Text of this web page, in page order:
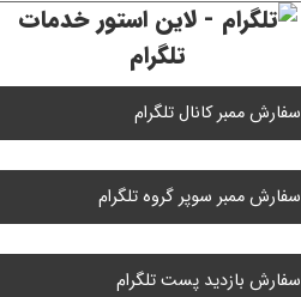
خدمات
تلگرام
سفارش ممبر کانال تلگرام
سفارش ممبر سوپر گروه تلگرام
سفارش بازدید پست تلگرام